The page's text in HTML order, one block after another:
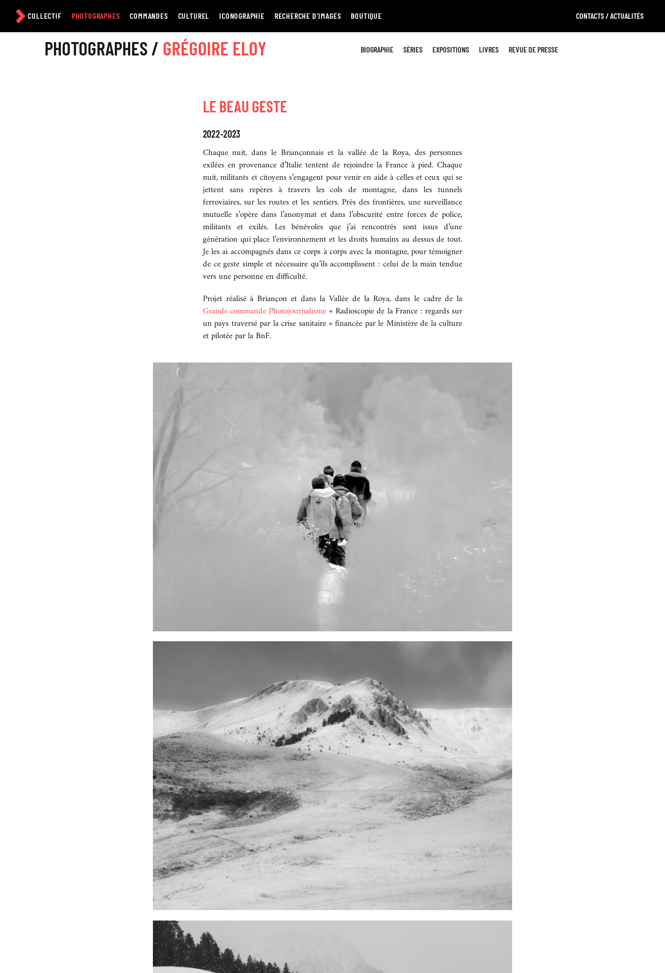
Passer
contenu
COLLECTIF PHOTOGRAPHES COMMANDES CULTUREL ICONOGRAPHIE RECHERCHE D’IMAGES BOUTIQUE CONTACTS / ACTUALITÉS
PHOTOGRAPHES / GRÉGOIRE ELOY BIOGRAPHIE SÉRIES EXPOSITIONS LIVRES REVUE DE PRESSE
LE BEAU GESTE
2022-2023
Chaque nuit, dans le Briançonnais et la vallée de la Roya, des personnes
exilées en provenance d’Italie tentent de rejoindre la France à pied. Chaque
nuit, militants et citoyens s’engagent pour venir en aide à celles et ceux qui se
jettent sans repères à travers les cols de montagne, dans les tunnels
ferroviaires, sur les routes et les sentiers. Près des frontières, une surveillance
mutuelle s’opère dans l’anonymat et dans l’obscurité entre forces de police,
militants et exilés. Les bénévoles que j’ai rencontrés sont issus d’une
génération qui place l’environnement et les droits humains au dessus de tout.
Je les ai accompagnés dans ce corps à corps avec la montagne, pour témoigner
de ce geste simple et nécessaire qu’ils accomplissent : celui de la main tendue
vers une personne en difficulté.
Projet réalisé à Briançon et dans la Vallée de la Roya, dans le cadre de la
Grande commande Photojournalisme « Radioscopie de la France : regards sur
un pays traversé par la crise sanitaire » financée par le Ministère de la culture
et pilotée par la BnF.